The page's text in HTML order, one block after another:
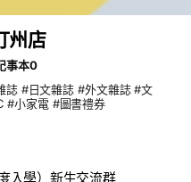
州店
事本0
#小家電 #圖書禮券
入學）新生交流群